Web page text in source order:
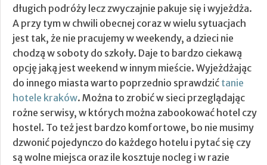
długich podróży lecz zwyczajnie pakuje się i wyjeżdża.
A przy tym w chwili obecnej coraz w wielu sytuacjach
jest tak, że nie pracujemy w weekendy, a dzieci nie
chodzą w soboty do szkoły. Daje to bardzo ciekawą
opcję jaką jest weekend w innym mieście. Wyjeżdżając
do innego miasta warto poprzednio sprawdzić tanie
hotele kraków. Można to zrobić w sieci przeglądając
rożne serwisy, w których można zabookować hotel czy
hostel. To też jest bardzo komfortowe, bo nie musimy
dzwonić pojedynczo do każdego hotelu i pytać się czy
są wolne miejsca oraz ile kosztuje nocleg i w razie